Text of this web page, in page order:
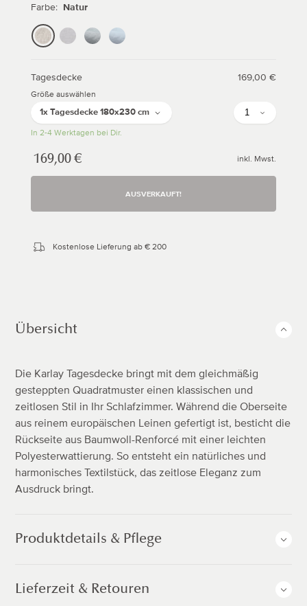
Farbe: Natur
NaturHellgrauHellesHelles
Tagesdecke
Sale
Normaler
169,00 €
Größe auswählen
1x Tagesdecke 180x230 cm Anzahl
In 2-4 Werktagen bei Dir.
Sale
Preis
Normaler
Preis
169,00 € inkl. Mwst.
AUSVERKAUFT!
Kostenlose Lieferung ab € 200
Übersicht
Die Karlay Tagesdecke bringt mit dem gleichmäßig
gesteppten Quadratmuster einen klassischen und
zeitlosen Stil in Ihr Schlafzimmer. Während die Oberseite
aus reinem europäischen Leinen gefertigt ist, besticht die
Rückseite aus Baumwoll-Renforcé mit einer leichten
Polyesterwattierung. So entsteht ein natürliches und
harmonisches Textilstück, das zeitlose Eleganz zum
Ausdruck bringt.
Produktdetails & Pflege
Lieferzeit & Retouren